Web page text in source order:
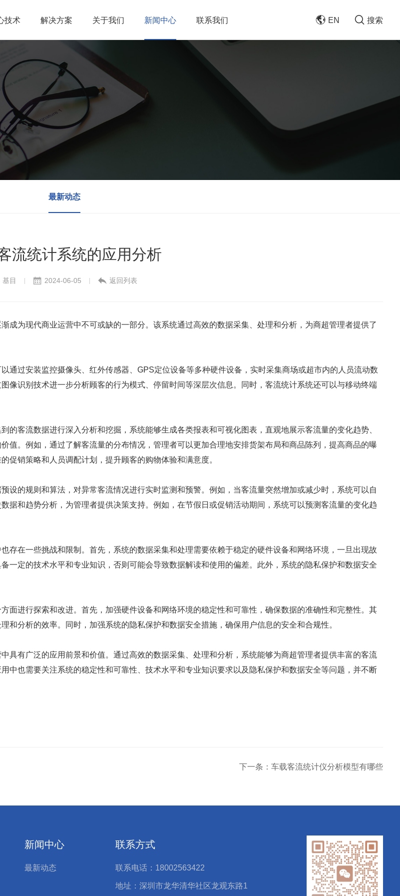
技术 解决方案 关于我们 新闻中心 联系我们 EN 搜索
最新动态
流统计系统的应用分析
基目 | 2024-06-05 | 返回列表
成为现代商业运营中不可或缺的一部分。该系统通过高效的数据采集、处理和分析，为商超管理者提供了
通过安装监控摄像头、红外传感器、GPS定位设备等多种硬件设备，实时采集商场或超市内的人员流动数
像识别技术进一步分析顾客的行为模式、停留时间等深层次信息。同时，客流统计系统还可以与移动终端
客流数据进行深入分析和挖掘，系统能够生成各类报表和可视化图表，直观地展示客流量的变化趋势、
值。例如，通过了解客流量的分布情况，管理者可以更加合理地安排货架布局和商品陈列，提高商品的曝
销策略和人员调配计划，提升顾客的购物体验和满意度。
设的规则和算法，对异常客流情况进行实时监测和预警。例如，当客流量突然增加或减少时，系统可以自
据和趋势分析，为管理者提供决策支持。例如，在节假日或促销活动期间，系统可以预测客流量的变化趋
存在一些挑战和限制。首先，系统的数据采集和处理需要依赖于稳定的硬件设备和网络环境，一旦出现故
一定的技术水平和专业知识，否则可能会导致数据解读和使用的偏差。此外，系统的隐私保护和数据安全
面进行探索和改进。首先，加强硬件设备和网络环境的稳定性和可靠性，确保数据的准确性和完整性。其
分析的效率。同时，加强系统的隐私保护和数据安全措施，确保用户信息的安全和合规性。
具有广泛的应用前景和价值。通过高效的数据采集、处理和分析，系统能够为商超管理者提供丰富的客流
中也需要关注系统的稳定性和可靠性、技术水平和专业知识要求以及隐私保护和数据安全等问题，并不断
下一条：车载客流统计仪分析模型有哪些
新闻中心
最新动态
联系方式
联系电话：18002563422
地址：深圳市龙华清华社区龙观东路1